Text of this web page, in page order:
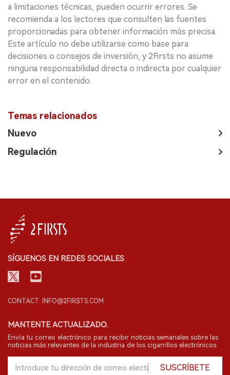
a limitaciones técnicas, pueden ocurrir errores. Se
recomienda a los lectores que consulten las fuentes
proporcionadas para obtener información más precisa.
Este artículo no debe utilizarse como base para
decisiones o consejos de inversión, y 2Firsts no asume
ninguna responsabilidad directa o indirecta por cualquier
error en el contenido.
Temas relacionados
Nuevo
Regulación
SÍGUENOS EN REDES SOCIALES
CONTACT: INFO@2FIRSTS.COM
MANTENTE ACTUALIZADO.
Envía tu correo electrónico para recibir noticias semanales sobre las
noticias más relevantes de la industria de los cigarrillos electrónicos.
SUSCRÍBETE